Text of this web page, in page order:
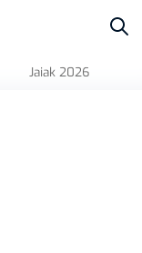
Jaiak 2026